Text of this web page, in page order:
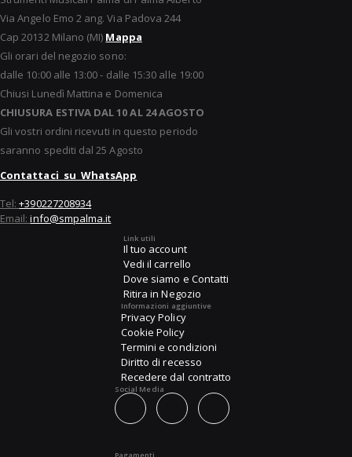
Via Angelo Emo 2 ang. Via Padova 244
Cap 20132 Milano (MI) Mappa
Gli orari del negozio sono:
dalle 10:00 alle 13:00 - dalle 15:30 alle 19:00
Chiusi Lunedì Mattina e Domenica
CHIUSURA ESTIVA DAL 10 AL 24 AGOSTO
Gli vostri ordini ricevuti in questo periodo
saranno spediti dal 25 Agosto
Contattaci su WhatsApp
Tel:+390227208934
Email:info@smpalma.it
Link utili
Il tuo account
Vedi il carrello
Dove siamo e Contatti
Ritira in Negozio
Informazioni aggiuntive
Privacy Policy
Cookie Policy
Termini e condizioni
Diritto di recesso
Recedere dal contratto
Social Media